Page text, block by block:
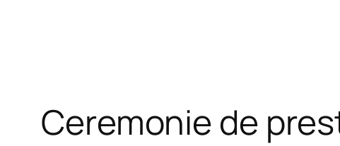
Ceremonie de